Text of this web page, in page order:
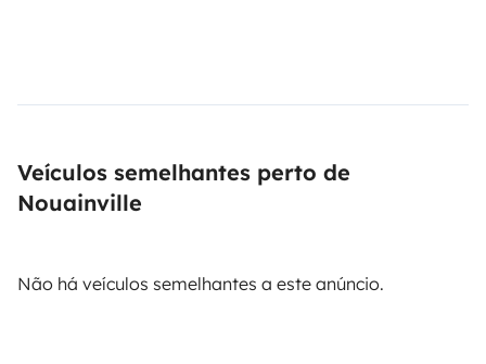
Veículos semelhantes perto de
Nouainville
Não há veículos semelhantes a este anúncio.